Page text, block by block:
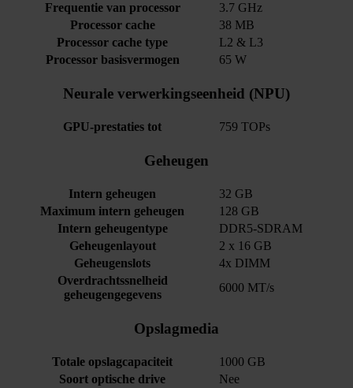
Frequentie van processor
3.7 GHz
Processor cache
38 MB
Processor cache type
L2 & L3
Processor basisvermogen
65 W
Neurale verwerkingseenheid (NPU)
GPU-prestaties tot 759 TOPs
Geheugen
Intern geheugen
32 GB
Maximum intern geheugen
128 GB
Intern geheugentype
DDR5-SDRAM
Geheugenlayout
2 x 16 GB
Geheugenslots
4x DIMM
Overdrachtssnelheid
geheugengegevens
6000 MT/s
Opslagmedia
Totale opslagcapaciteit
1000 GB
Soort optische drive
Nee